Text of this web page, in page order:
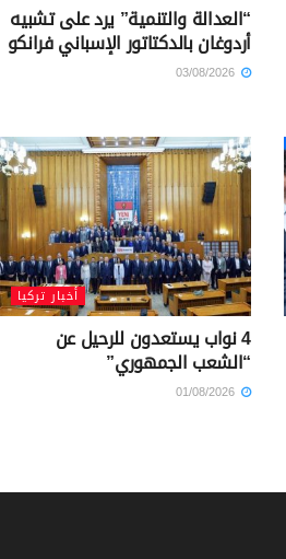
“العدالة والتنمية” يرد على تشبيه
أردوغان بالدكتاتور الإسباني فرانكو
أخبار تركيا
4 نواب يستعدون للرحيل عن
“الشعب الجمهوري”